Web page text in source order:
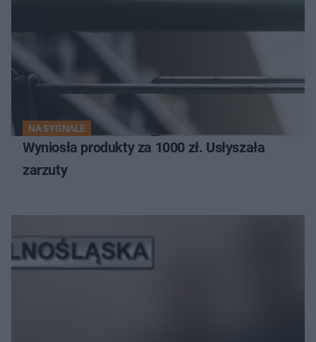
NA SYGNALE
Wyniosła produkty za 1000 zł. Usłyszała
zarzuty